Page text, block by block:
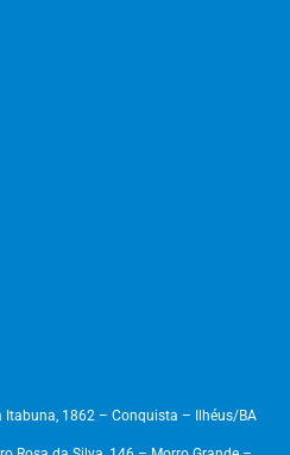
1862 – Conquista – Ilhéus/BA